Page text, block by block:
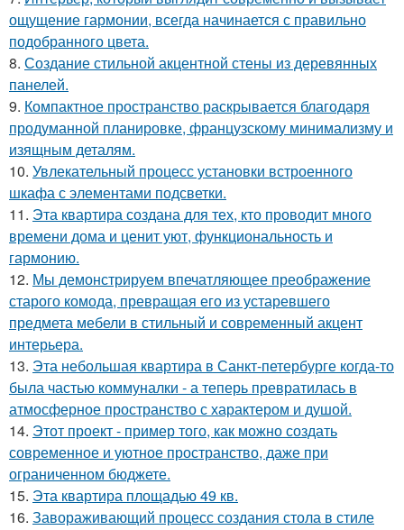
ощущение гармонии, всегда начинается с правильно
подобранного цвета.
8. Создание стильной акцентной стены из деревянных
панелей.
9. Компактное пространство раскрывается благодаря
продуманной планировке, французскому минимализму и
изящным деталям.
10. Увлекательный процесс установки встроенного
шкафа с элементами подсветки.
11. Эта квартира создана для тех, кто проводит много
времени дома и ценит уют, функциональность и
гармонию.
12. Мы демонстрируем впечатляющее преображение
старого комода, превращая его из устаревшего
предмета мебели в стильный и современный акцент
интерьера.
13. Эта небольшая квартира в Санкт-петербурге когда-то
была частью коммуналки - а теперь превратилась в
атмосферное пространство с характером и душой.
14. Этот проект - пример того, как можно создать
современное и уютное пространство, даже при
ограниченном бюджете.
15. Эта квартира площадью 49 кв.
16. Завораживающий процесс создания стола в стиле